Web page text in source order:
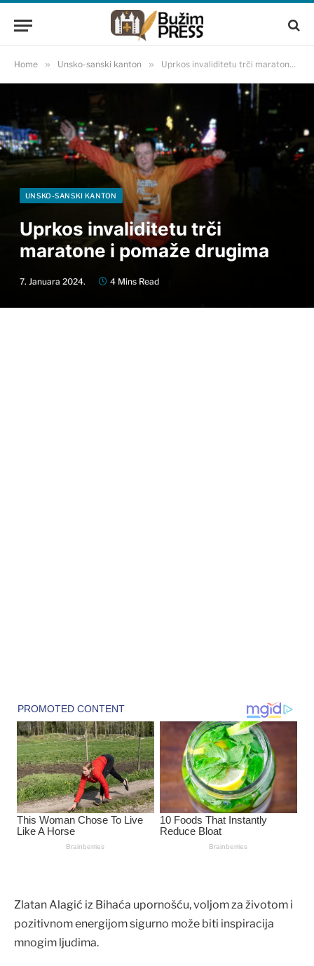
Home » Unsko-sanski kanton » Uprkos invaliditetu trči maratone i pomaže drugima
UNSKO-SANSKI KANTON
Uprkos invaliditetu trči
maratone i pomaže drugima
7. Januara 2024. 4 Mins Read
Zlatan Alagić iz Bihaća upornošću, voljom za životom i
pozitivnom energijom sigurno može biti inspiracija
mnogim ljudima.